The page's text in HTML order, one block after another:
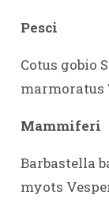
Pesci
Cotus gobio
marmoratus
Mammiferi
Barbastella
myots